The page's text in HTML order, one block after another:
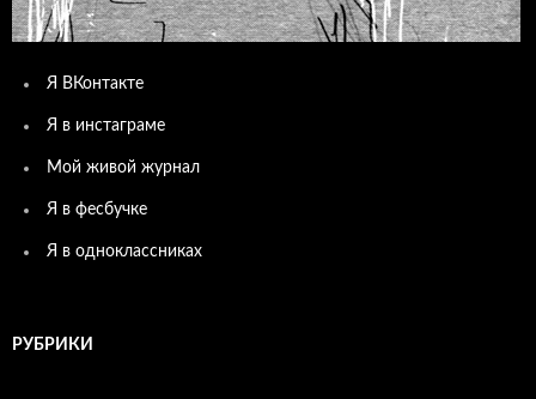
Я ВКонтакте
Я в инстаграме
Мой живой журнал
Я в фесбучке
Я в одноклассниках
РУБРИКИ